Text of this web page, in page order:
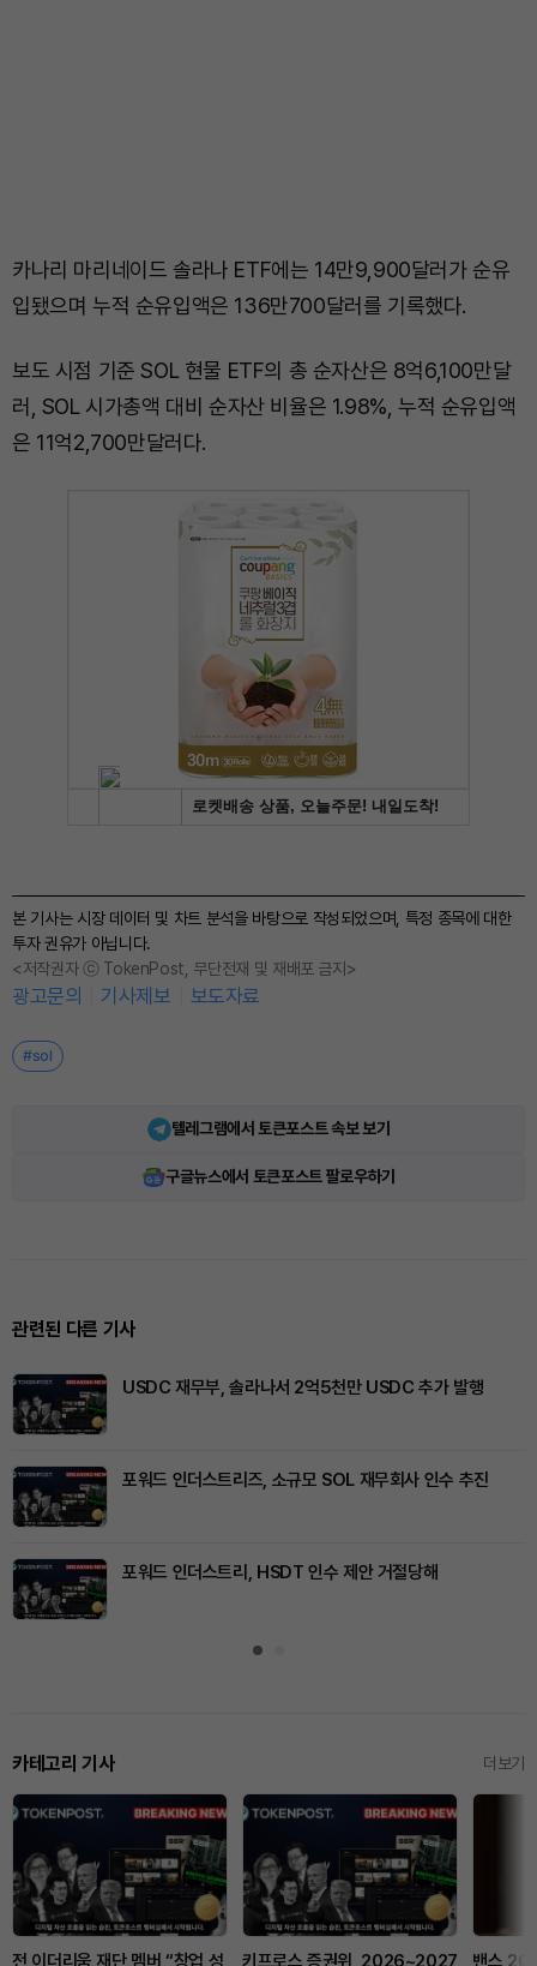
카나리 마리네이드 솔라나 ETF에는 14만9,900달러가 순유
입됐으며 누적 순유입액은 136만700달러를 기록했다.
보도 시점 기준 SOL 현물 ETF의 총 순자산은 8억6,100만달
러, SOL 시가총액 대비 순자산 비율은 1.98%, 누적 순유입액
은 11억2,700만달러다.
본 기사는 시장 데이터 및 차트 분석을 바탕으로 작성되었으며, 특정 종목에 대한
투자 권유가 아닙니다.
<저작권자 ⓒ TokenPost, 무단전재 및 재배포 금지>
광고문의 기사제보 보도자료
#sol
텔레그램에서 토큰포스트 속보 보기
구글뉴스에서 토큰포스트 팔로우하기
관련된 다른 기사
USDC 재무부, 솔라나서 2억5천만 USDC 추가 발행
포워드 인더스트리즈, 소규모 SOL 재무회사 인수 추진
포워드 인더스트리, HSDT 인수 제안 거절당해
카테고리 기사 더보기
전 이더리움 재단 멤버 “창업 성 키프로스 증권위, 2026~2027 밴스